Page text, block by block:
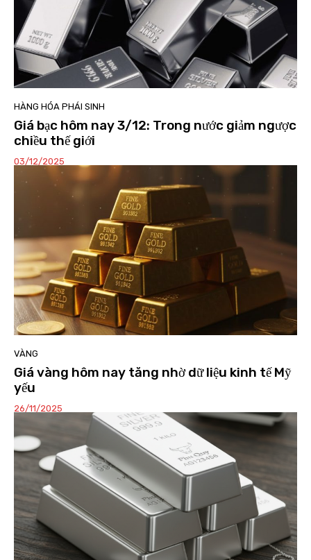
HÀNG HÓA PHÁI SINH
Giá bạc hôm nay 3/12: Trong nước giảm ngược
chiều thế giới
03/12/2025
VÀNG
Giá vàng hôm nay tăng nhờ dữ liệu kinh tế Mỹ
yếu
26/11/2025